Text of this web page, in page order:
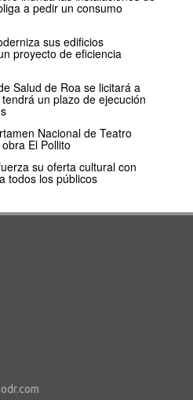
a pedir un consumo
sus edificios
proyecto de eficiencia
Salud de Roa se licitará a
un plazo de ejecución
Nacional de Teatro
El Pollito
su oferta cultural con
todos los públicos